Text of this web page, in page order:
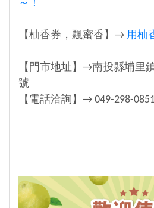
～！
【柚香券，飄蜜香】→ 用柚
【門市地址】→南投縣埔里
號
【電話洽詢】→ 049-298-